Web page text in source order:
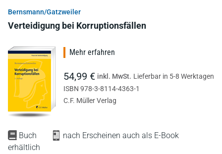
Bernsmann/Gatzweiler
Verteidigung bei Korruptionsfällen
Buch
nach Erscheinen auch als E-Book
erhältlich
Mehr erfahren
54,99 € inkl. MwSt. Lieferbar in 5-8 Werktagen
ISBN 978-3-8114-4363-1
C.F. Müller Verlag